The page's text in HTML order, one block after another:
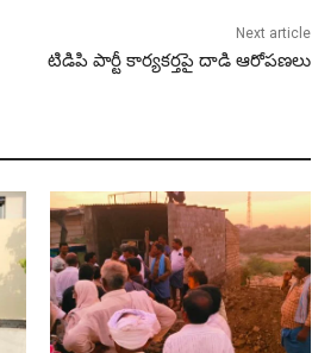
Next article
టిడిపి పార్టీ కార్యకర్తపై దాడి ఆరోపణలు